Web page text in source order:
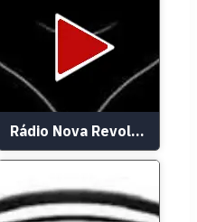
Rádio Nova Revolução Só Forró